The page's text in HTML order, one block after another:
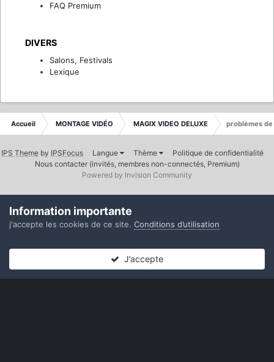
FAQ Premium
DIVERS
Salons, Festivals
Lexique
Accueil MONTAGE VIDÉO MAGIX VIDEO DELUXE problèmes
IPS Theme by IPSFocus Langue Thème
Politique de confidentialité
Nous contacter (invités, membres non-connectés, Premium)
Powered by Invision Community
Information importante
j'accepte les cookies de ce site. Conditions d’utilisation
J’accepte